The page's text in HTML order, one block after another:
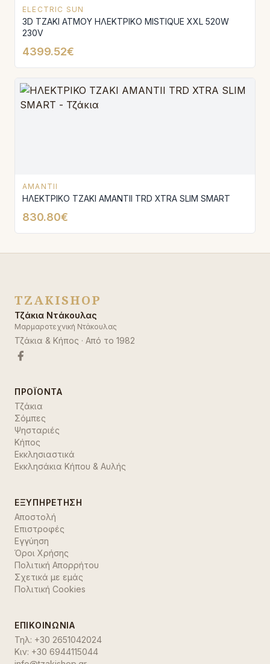
ELECTRIC SUN
3D ΤΖΑΚΙ ΑΤΜΟΥ ΗΛΕΚΤΡΙΚΟ MISTIQUE XXL 520W
230V
4399.52€
AMANTII
ΗΛΕΚΤΡΙΚΟ ΤΖΑΚΙ AMANTΙI TRD XTRA SLIM SMART
830.80€
TZAKISHOP
Τζάκια Ντάκουλας
Μαρμαροτεχνική Ντάκουλας
Τζάκια & Κήπος · Από το 1982
ΠΡΟΪΌΝΤΑ
Τζάκια
Σόμπες
Ψησταριές
Κήπος
Εκκλησιαστικά
Εκκλησάκια Κήπου & Αυλής
ΕΞΥΠΗΡΈΤΗΣΗ
Αποστολή
Επιστροφές
Εγγύηση
Όροι Χρήσης
Πολιτική Απορρήτου
Σχετικά με εμάς
Πολιτική Cookies
ΕΠΙΚΟΙΝΩΝΊΑ
Τηλ: +30 2651042024
Κιν: +30 6944115044